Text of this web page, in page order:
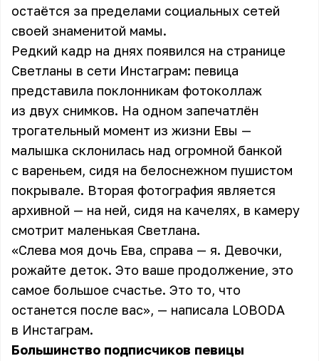
остаётся за пределами социальных сетей
своей знаменитой мамы.
Редкий кадр на днях появился на странице
Светланы в сети Инстаграм: певица
представила поклонникам фотоколлаж
из двух снимков. На одном запечатлён
трогательный момент из жизни Евы —
малышка склонилась над огромной банкой
с вареньем, сидя на белоснежном пушистом
покрывале. Вторая фотография является
архивной — на ней, сидя на качелях, в камеру
смотрит маленькая Светлана.
«Слева моя дочь Ева, справа — я. Девочки,
рожайте деток. Это ваше продолжение, это
самое большое счастье. Это то, что
останется после вас», — написала LOBODA
в Инстаграм.
Большинство подписчиков певицы